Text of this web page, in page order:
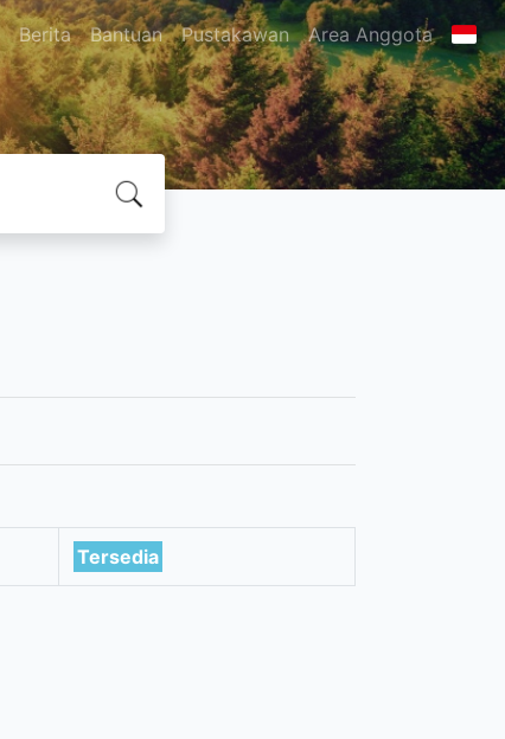
Berita Bantuan Pustakawan Area Anggota
Tersedia